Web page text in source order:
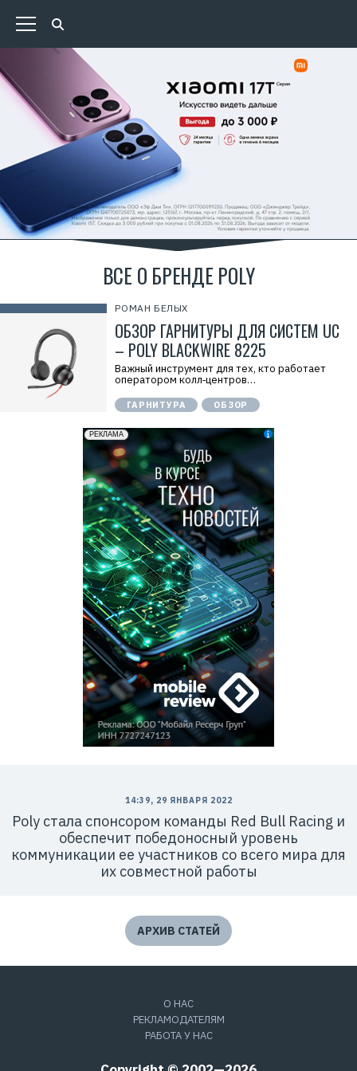
ВСЕ О БРЕНДЕ POLY
РОМАН БЕЛЫХ
ОБЗОР ГАРНИТУРЫ ДЛЯ СИСТЕМ UC
– POLY BLACKWIRE 8225
Важный инструмент для тех, кто работает
оператором колл‑центров…
ГАРНИТУРА ОБЗОР
14:39, 29 ЯНВАРЯ 2022
Poly стала спонсором команды Red Bull Racing и
обеспечит победоносный уровень
коммуникации ее участников со всего мира для
их совместной работы
АРХИВ СТАТЕЙ
О НАС
РЕКЛАМОДАТЕЛЯМ
РАБОТА У НАС